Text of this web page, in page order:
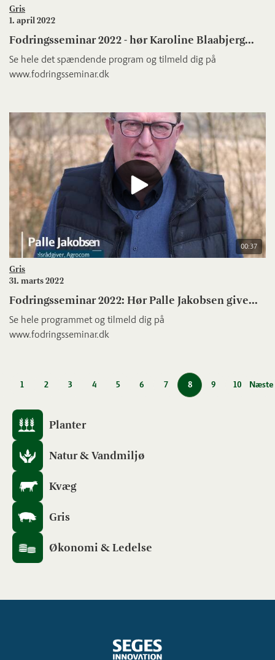
Gris
1. april 2022
Fodringsseminar 2022 - hør Karoline Blaabjerg...
Se hele det spændende program og tilmeld dig på
www.fodringsseminar.dk
00:37
Gris
31. marts 2022
Fodringsseminar 2022: Hør Palle Jakobsen give...
Se hele programmet og tilmeld dig på
www.fodringsseminar.dk
1 2 3 4 5 6 7 8 9 10 Næste
Planter
Natur & Vandmiljø
Kvæg
Gris
Økonomi & Ledelse